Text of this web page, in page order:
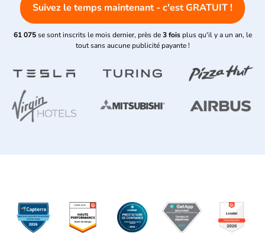
Suivez le temps maintenant - c'est GRATUIT !
61 075 se sont inscrits le mois dernier, près de 3 fois plus qu'il y a un an, le
tout sans aucune publicité payante !